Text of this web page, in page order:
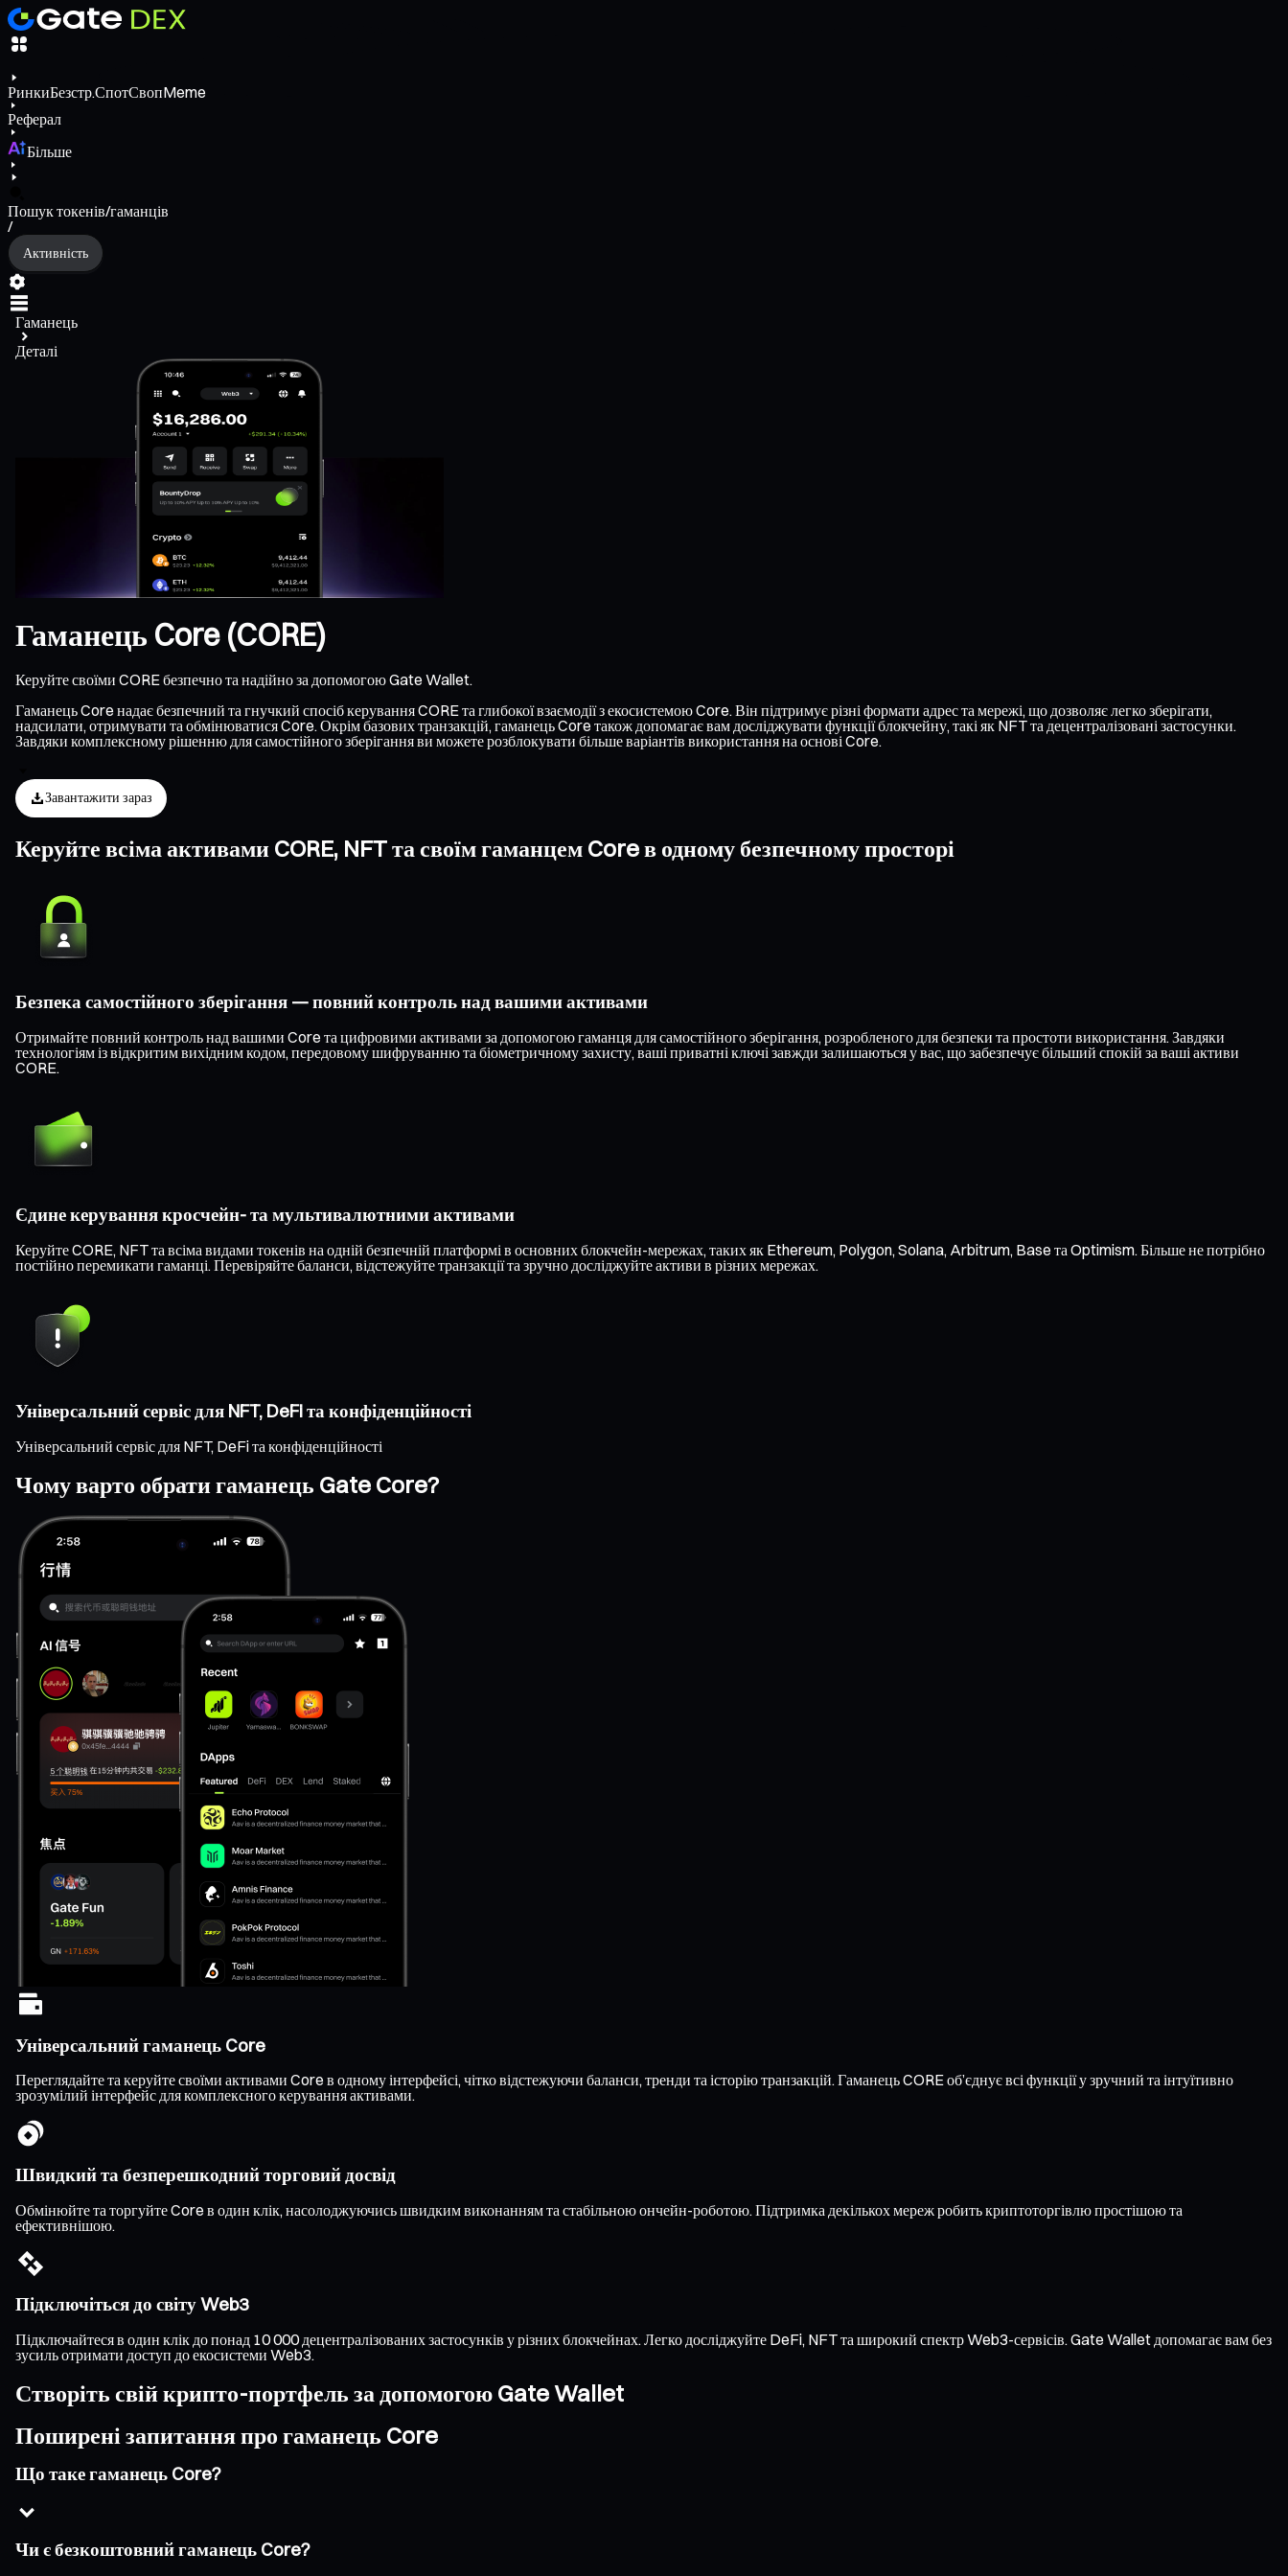
РинкиБезстр.СпотСвопMeme
Реферал
Більше
Пошук токенів/гаманців
/
Активність
Гаманець
Деталі
Гаманець Core (CORE)
Керуйте своїми CORE безпечно та надійно за допомогою Gate Wallet.
Гаманець Core надає безпечний та гнучкий спосіб керування CORE та глибокої взаємодії з екосистемою Core. Він підтримує різні формати адрес та мережі, що дозволяє легко зберігати,
надсилати, отримувати та обмінюватися Core. Окрім базових транзакцій, гаманець Core також допомагає вам досліджувати функції блокчейну, такі як NFT та децентралізовані застосунки.
Завдяки комплексному рішенню для самостійного зберігання ви можете розблокувати більше варіантів використання на основі Core.
Завантажити зараз
Керуйте всіма активами CORE, NFT та своїм гаманцем Core в одному безпечному просторі
Безпека самостійного зберігання — повний контроль над вашими активами
Отримайте повний контроль над вашими Core та цифровими активами за допомогою гаманця для самостійного зберігання, розробленого для безпеки та простоти використання. Завдяки
технологіям із відкритим вихідним кодом, передовому шифруванню та біометричному захисту, ваші приватні ключі завжди залишаються у вас, що забезпечує більший спокій за ваші активи
CORE.
Єдине керування кросчейн- та мультивалютними активами
Керуйте CORE, NFT та всіма видами токенів на одній безпечній платформі в основних блокчейн-мережах, таких як Ethereum, Polygon, Solana, Arbitrum, Base та Optimism. Більше не потрібно
постійно перемикати гаманці. Перевіряйте баланси, відстежуйте транзакції та зручно досліджуйте активи в різних мережах.
Універсальний сервіс для NFT, DeFi та конфіденційності
Універсальний сервіс для NFT, DeFi та конфіденційності
Чому варто обрати гаманець Gate Core?
Універсальний гаманець Core
Переглядайте та керуйте своїми активами Core в одному інтерфейсі, чітко відстежуючи баланси, тренди та історію транзакцій. Гаманець CORE об’єднує всі функції у зручний та інтуїтивно
зрозумілий інтерфейс для комплексного керування активами.
Швидкий та безперешкодний торговий досвід
Обмінюйте та торгуйте Core в один клік, насолоджуючись швидким виконанням та стабільною ончейн-роботою. Підтримка декількох мереж робить криптоторгівлю простішою та
ефективнішою.
Підключіться до світу Web3
Підключайтеся в один клік до понад 10 000 децентралізованих застосунків у різних блокчейнах. Легко досліджуйте DeFi, NFT та широкий спектр Web3-сервісів. Gate Wallet допомагає вам без
зусиль отримати доступ до екосистеми Web3.
Створіть свій крипто-портфель за допомогою Gate Wallet
Поширені запитання про гаманець Core
Що таке гаманець Core?
Чи є безкоштовний гаманець Core?